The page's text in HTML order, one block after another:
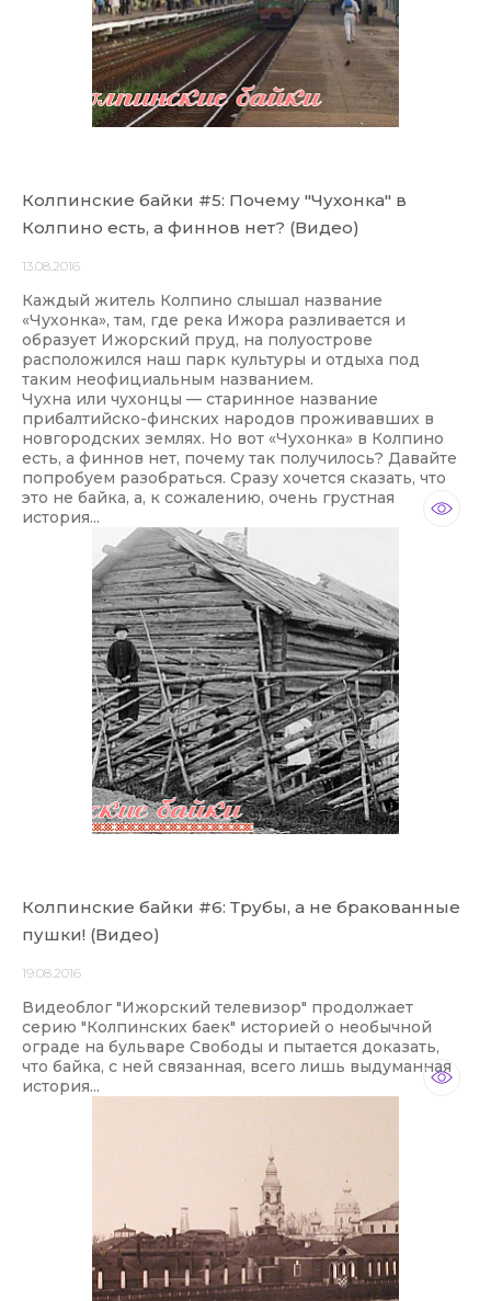
Колпинские байки #5: Почему "Чухонка" в
Колпино есть, а финнов нет? (Видео)
13.08.2016
Каждый житель Колпино слышал название
«Чухонка», там, где река Ижора разливается и
образует Ижорский пруд, на полуострове
расположился наш парк культуры и отдыха под
таким неофициальным названием.
Чухна или чухонцы — старинное название
прибалтийско-финских народов проживавших в
новгородских землях. Но вот «Чухонка» в Колпино
есть, а финнов нет, почему так получилось? Давайте
попробуем разобраться. Сразу хочется сказать, что
это не байка, а, к сожалению, очень грустная
история...
Колпинские байки #6: Трубы, а не бракованные
пушки! (Видео)
19.08.2016
Видеоблог "Ижорский телевизор" продолжает
серию "Колпинских баек" историей о необычной
ограде на бульваре Свободы и пытается доказать,
что байка, с ней связанная, всего лишь выдуманная
история...